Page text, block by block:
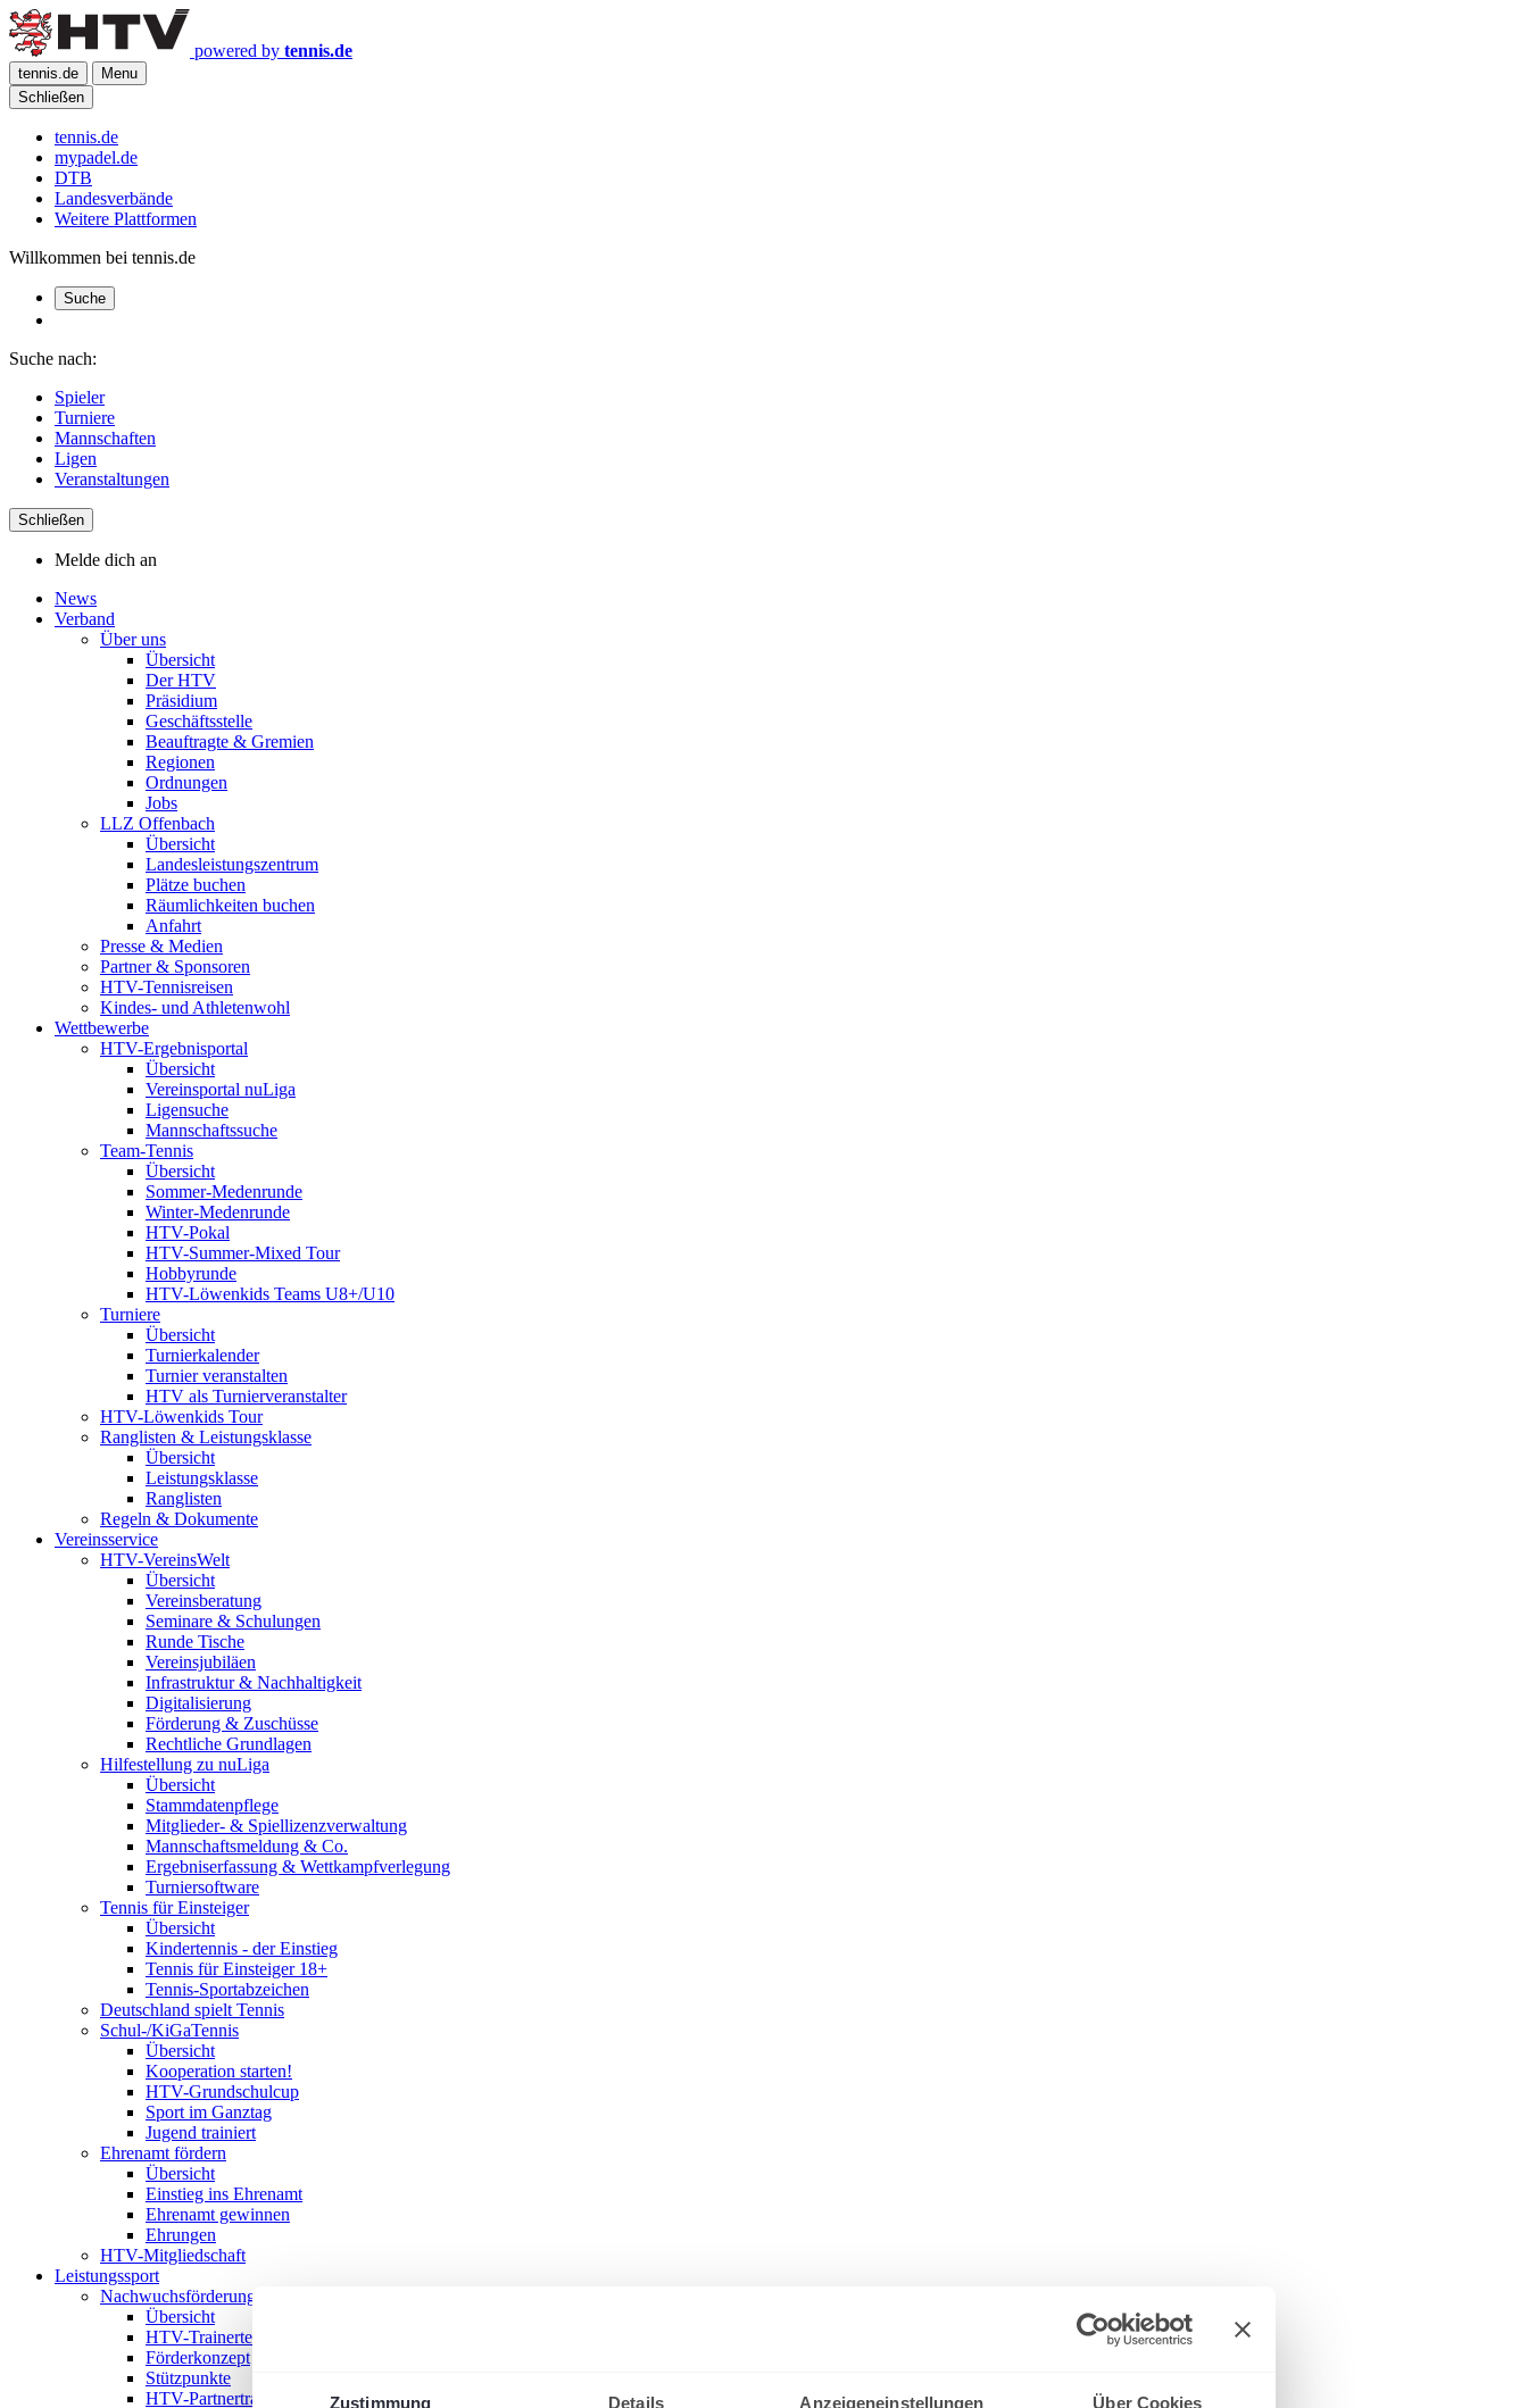
Zustimmung Details Anzeigeneinstellungen Über Cookies
powered by tennis.de
tennis.de
Menu
Schließen
tennis.de
mypadel.de
DTB
Landesverbände
Weitere Plattformen
Willkommen bei tennis.de
Suche
Suche nach:
Spieler
Turniere
Mannschaften
Ligen
Veranstaltungen
Schließen
Melde dich an
News
Verband
Über uns
Übersicht
Der HTV
Präsidium
Geschäftsstelle
Beauftragte & Gremien
Regionen
Ordnungen
Jobs
LLZ Offenbach
Übersicht
Landesleistungszentrum
Plätze buchen
Räumlichkeiten buchen
Anfahrt
Presse & Medien
Partner & Sponsoren
HTV-Tennisreisen
Kindes- und Athletenwohl
Wettbewerbe
HTV-Ergebnisportal
Übersicht
Vereinsportal nuLiga
Ligensuche
Mannschaftssuche
Team-Tennis
Übersicht
Sommer-Medenrunde
Winter-Medenrunde
HTV-Pokal
HTV-Summer-Mixed Tour
Hobbyrunde
HTV-Löwenkids Teams U8+/U10
Turniere
Übersicht
Turnierkalender
Turnier veranstalten
HTV als Turnierveranstalter
HTV-Löwenkids Tour
Ranglisten & Leistungsklasse
Übersicht
Leistungsklasse
Ranglisten
Regeln & Dokumente
Vereinsservice
HTV-VereinsWelt
Übersicht
Vereinsberatung
Seminare & Schulungen
Runde Tische
Vereinsjubiläen
Infrastruktur & Nachhaltigkeit
Digitalisierung
Förderung & Zuschüsse
Rechtliche Grundlagen
Hilfestellung zu nuLiga
Übersicht
Stammdatenpflege
Mitglieder- & Spiellizenzverwaltung
Mannschaftsmeldung & Co.
Ergebniserfassung & Wettkampfverlegung
Turniersoftware
Tennis für Einsteiger
Übersicht
Kindertennis - der Einstieg
Tennis für Einsteiger 18+
Tennis-Sportabzeichen
Deutschland spielt Tennis
Schul-/KiGaTennis
Übersicht
Kooperation starten!
HTV-Grundschulcup
Sport im Ganztag
Jugend trainiert
Ehrenamt fördern
Übersicht
Einstieg ins Ehrenamt
Ehrenamt gewinnen
Ehrungen
HTV-Mitgliedschaft
Leistungssport
Nachwuchsförderung im HTV
Übersicht
HTV-Trainerteam
Förderkonzept
Stützpunkte
HTV-Partnertrainer